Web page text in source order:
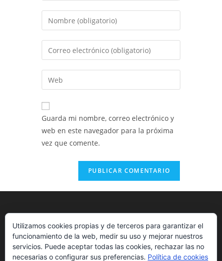
Introduce
tu
nombre
de
usuario
para
comentar
Introduce
tu
dirección
de
electrónico
para
comentar
Introduce
la
URL
de
(opcional)
Guarda mi nombre, correo electrónico y
web en este navegador para la próxima
vez que comente.
Utilizamos cookies propias y de terceros para garantizar el
funcionamiento de la web, medir su uso y mejorar nuestros
servicios. Puede aceptar todas las cookies, rechazar las no
necesarias o configurar sus preferencias. Política de cookies